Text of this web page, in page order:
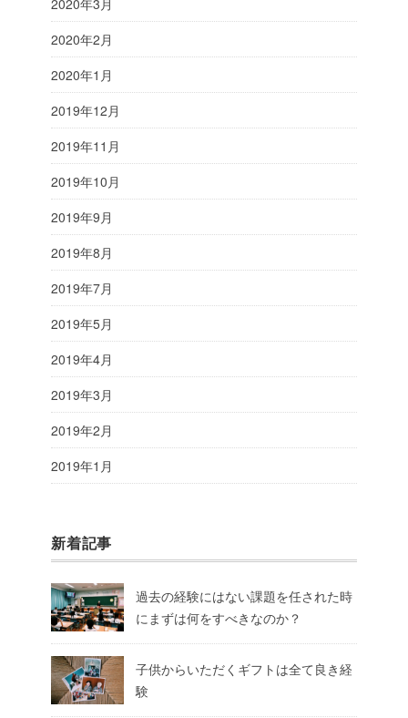
2020年2月
2020年1月
2019年12月
2019年11月
2019年10月
2019年9月
2019年8月
2019年7月
2019年5月
2019年4月
2019年3月
2019年2月
2019年1月
新着記事
過去の経験にはない課題を任された時
にまずは何をすべきなのか？
子供からいただくギフトは全て良き経
験